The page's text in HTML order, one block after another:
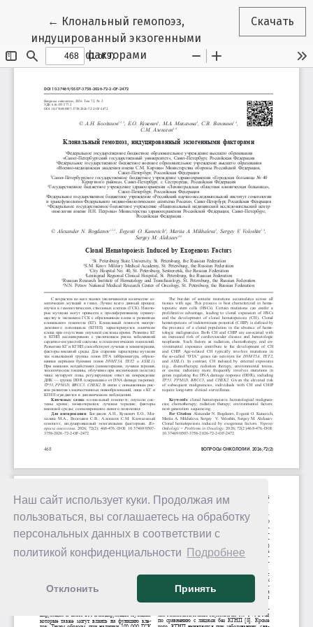
Наш сайт использует куки. Продолжая им
пользоваться, вы соглашаетесь на обработку
персональных данных в соответствии с
политикой конфиденциальности
Подробнее
Отклонить Принять
← Вернуться к Подробностям о статье
Клональный гемопоэз,
индуцированный экзогенными
факторами
Скачать